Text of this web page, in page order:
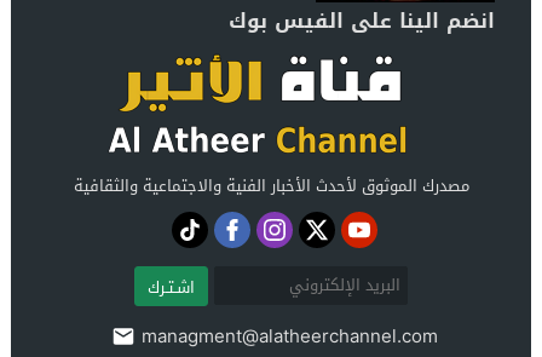
انضم الينا على الفيس بوك
مصدرك الموثوق لأحدث الأخبار الفنية والاجتماعية والثقافية
اشـتـرك
managment@alatheerchannel.com